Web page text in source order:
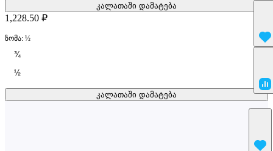
კალათაში დამატება
კალათაში დამატება
1,228.50 ₽
ზომა: ½
¾
½